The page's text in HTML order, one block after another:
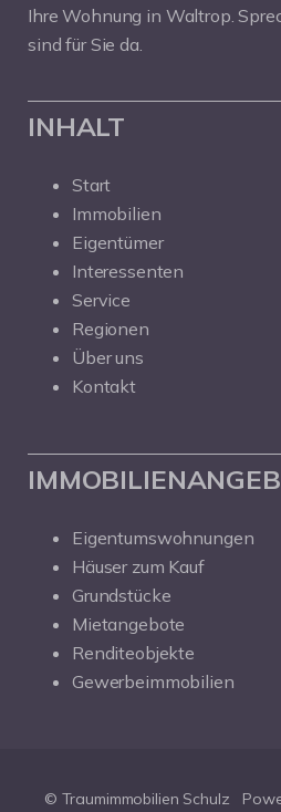
Ihre Wohnung in Waltrop.
sind für Sie da.
INHALT
Start
Immobilien
Eigentümer
Interessenten
Service
Regionen
Über uns
Kontakt
Eigentumswohnungen
Häuser zum Kauf
Grundstücke
Mietangebote
Renditeobjekte
Gewerbeimmobilien
© Traumimmobilien Schulz